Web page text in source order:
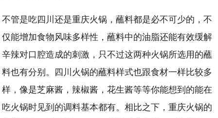
不管是吃四川还是重庆火锅，蘸料都是必不可少的，不
仅能增加食物风味多样性，蘸料中的油脂还能有效缓解
辛辣对口腔造成的刺激，只不过这两种火锅所选用的蘸
料也有分别。四川火锅的蘸料样式也跟食材一样比较多
样，像是芝麻酱，辣椒酱，花生酱等等你能想到的能在
吃火锅时见到的调料基本都有。相比之下，重庆火锅的